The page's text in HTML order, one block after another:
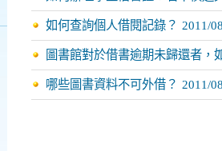
如何查詢個人借閱記錄？ 2011/
圖書館對於借書逾期未歸還者，
哪些圖書資料不可外借？ 2011/